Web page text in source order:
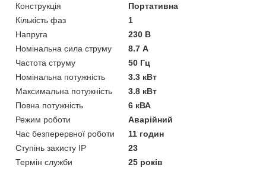
Конструкція
Портативна
Кількість фаз
1
Напруга
230 В
Номінальна сила струму
8.7 А
Частота струму
50 Гц
Номінальна потужність
3.3 кВт
Максимальна потужність
3.8 кВт
Повна потужність
6 кВА
Режим роботи
Аварійний
Час безперервної роботи
11 годин
Ступінь захисту IP
23
Термін служби
25 років